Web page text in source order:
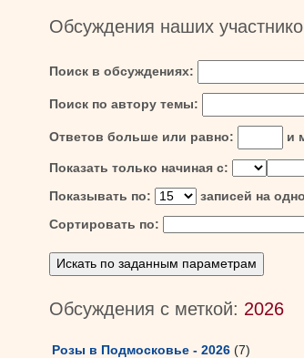
Обсуждения наших
Поиск в обсуждениях:
Поиск по автору темы:
Ответов больше или равно: и
Показать только начиная с:
Показывать по:
записей на
Сортировать по:
Обсуждения с меткой: 2026
Розы в Подмосковье - 2026 (7)